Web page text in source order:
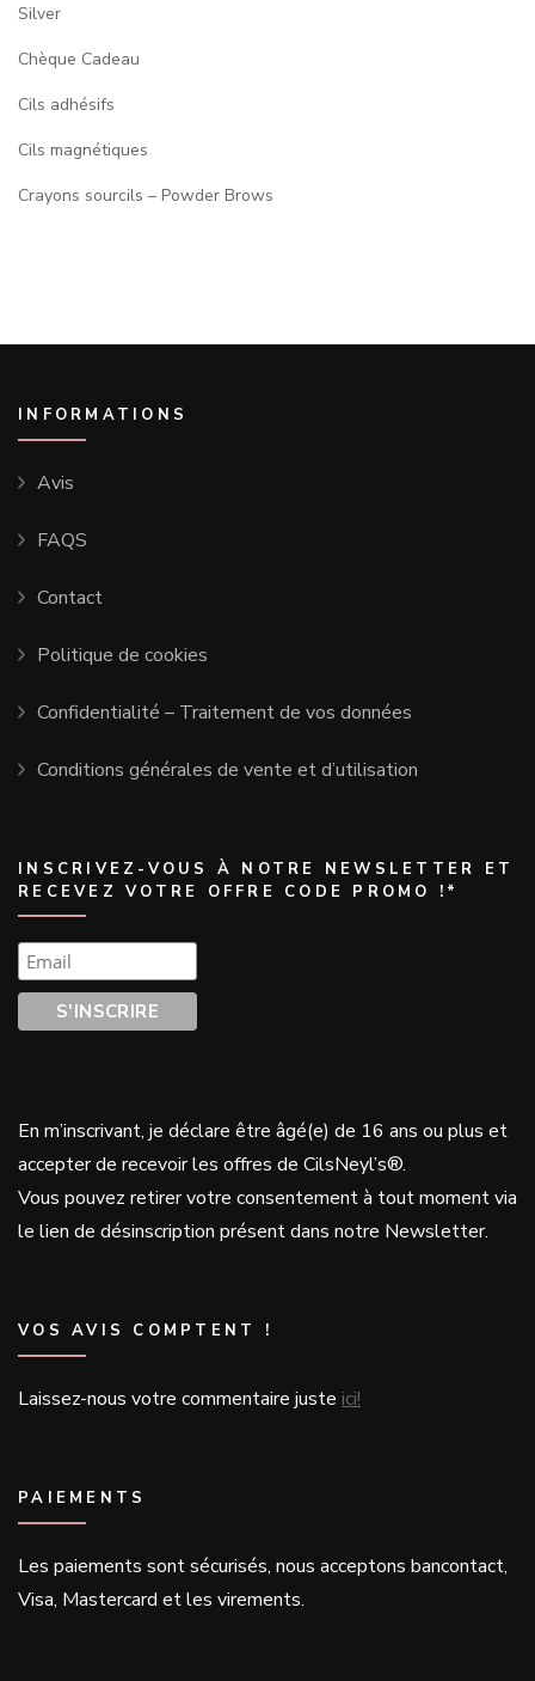
Silver
Chèque Cadeau
Cils adhésifs
Cils magnétiques
Crayons sourcils – Powder Brows
INFORMATIONS
Avis
FAQS
Contact
Politique de cookies
Confidentialité – Traitement de vos données
Conditions générales de vente et d’utilisation
INSCRIVEZ-VOUS À NOTRE NEWSLETTER ET
RECEVEZ VOTRE OFFRE CODE PROMO !*
En m’inscrivant, je déclare être âgé(e) de 16 ans ou plus et
accepter de recevoir les offres de CilsNeyl’s®.
Vous pouvez retirer votre consentement à tout moment via
le lien de désinscription présent dans notre Newsletter.
VOS AVIS COMPTENT !
Laissez-nous votre commentaire juste ici!
PAIEMENTS
Les paiements sont sécurisés, nous acceptons bancontact,
Visa, Mastercard et les virements.